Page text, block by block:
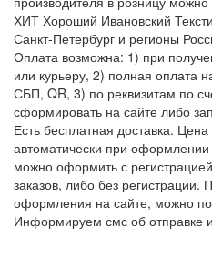
ХИТ Хороший Ивановский
Санкт-Петербург и регионы
Оплата возможна: 1) при
или курьеру, 2) полная оплата
СБП, QR, 3) по реквизитам по
сформировать на сайте либо
Есть бесплатная доставка.
автоматически при оформлении
можно оформить с
заказов, либо без регистрации.
оформления на сайте, можно
Информируем смс об отправке